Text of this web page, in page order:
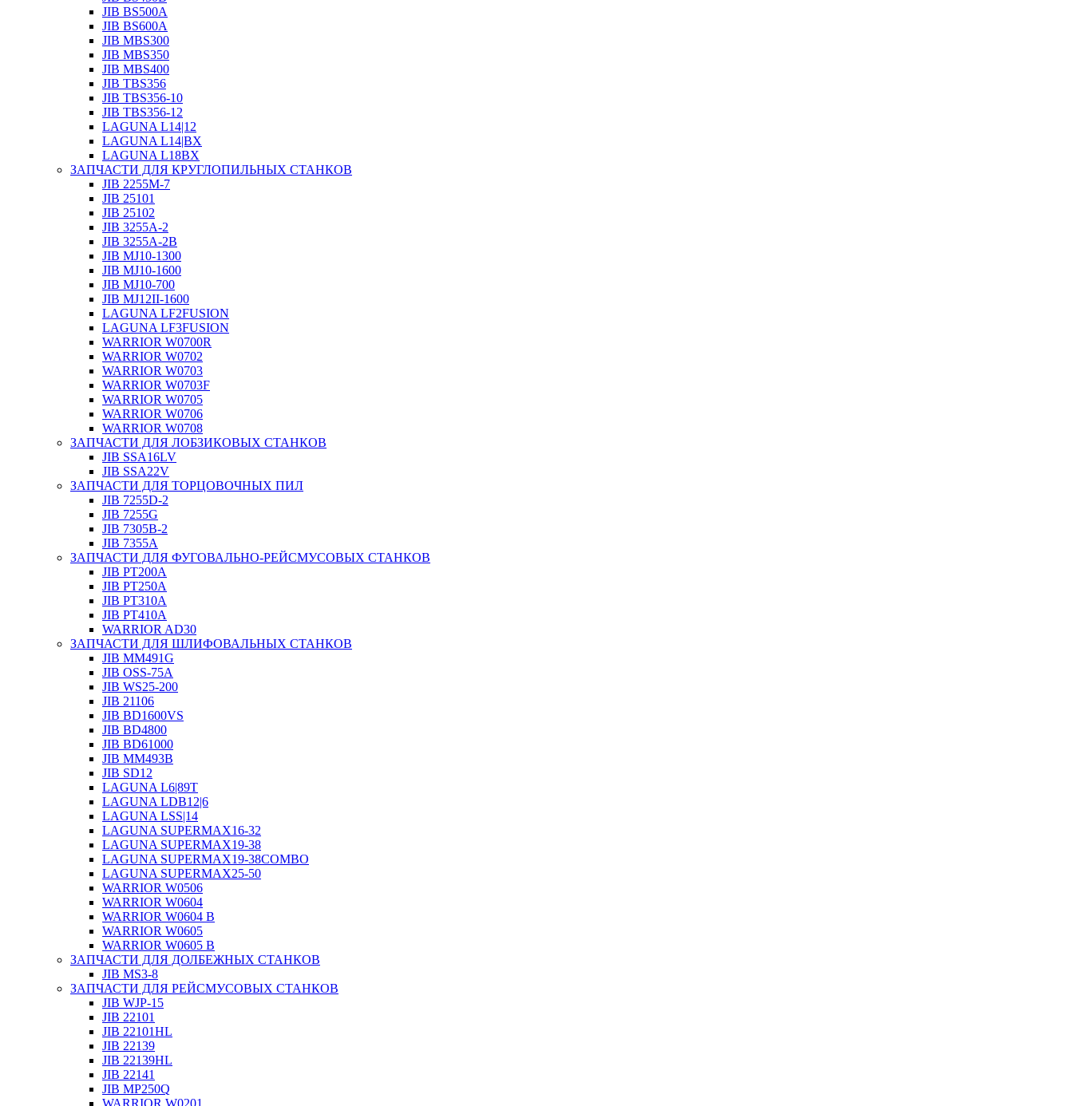
JIB BS500A
JIB BS600A
JIB MBS300
JIB MBS350
JIB MBS400
JIB TBS356
JIB TBS356-10
JIB TBS356-12
LAGUNA L14|12
LAGUNA L14|BX
LAGUNA L18BX
ЗАПЧАСТИ ДЛЯ КРУГЛОПИЛЬНЫХ СТАНКОВ
JIB 2255M-7
JIB 25101
JIB 25102
JIB 3255A-2
JIB 3255A-2B
JIB MJ10-1300
JIB MJ10-1600
JIB MJ10-700
JIB MJ12II-1600
LAGUNA LF2FUSION
LAGUNA LF3FUSION
WARRIOR W0700R
WARRIOR W0702
WARRIOR W0703
WARRIOR W0703F
WARRIOR W0705
WARRIOR W0706
WARRIOR W0708
ЗАПЧАСТИ ДЛЯ ЛОБЗИКОВЫХ СТАНКОВ
JIB SSA16LV
JIB SSA22V
ЗАПЧАСТИ ДЛЯ ТОРЦОВОЧНЫХ ПИЛ
JIB 7255D-2
JIB 7255G
JIB 7305B-2
JIB 7355A
ЗАПЧАСТИ ДЛЯ ФУГОВАЛЬНО-РЕЙСМУСОВЫХ СТАНКОВ
JIB PT200A
JIB PT250A
JIB PT310A
JIB PT410A
WARRIOR AD30
ЗАПЧАСТИ ДЛЯ ШЛИФОВАЛЬНЫХ СТАНКОВ
JIB MM491G
JIB OSS-75A
JIB WS25-200
JIB 21106
JIB BD1600VS
JIB BD4800
JIB BD61000
JIB MM493B
JIB SD12
LAGUNA L6|89T
LAGUNA LDB12|6
LAGUNA LSS|14
LAGUNA SUPERMAX16-32
LAGUNA SUPERMAX19-38
LAGUNA SUPERMAX19-38COMBO
LAGUNA SUPERMAX25-50
WARRIOR W0506
WARRIOR W0604
WARRIOR W0604 B
WARRIOR W0605
WARRIOR W0605 B
ЗАПЧАСТИ ДЛЯ ДОЛБЕЖНЫХ СТАНКОВ
JIB MS3-8
ЗАПЧАСТИ ДЛЯ РЕЙСМУСОВЫХ СТАНКОВ
JIB WJP-15
JIB 22101
JIB 22101HL
JIB 22139
JIB 22139HL
JIB 22141
JIB MP250Q
WARRIOR W0201